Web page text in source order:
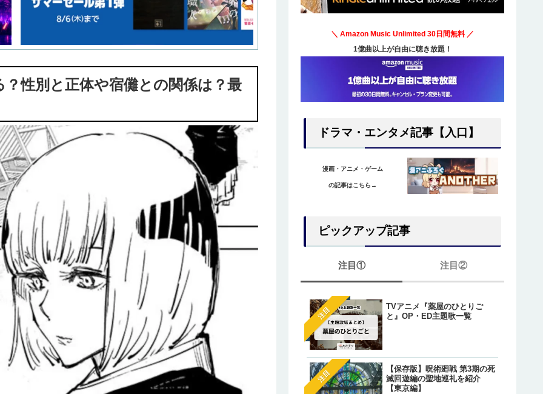
性別と正体や宿儺との関係は？最
＼ Amazon Music Unlimited 30日間無料 ／
1億曲以上が自由に聴き放題！
ドラマ・エンタメ記事【入口】
漫画・アニメ・ゲーム
の記事はこちら→
ピックアップ記事
注目①
注目
TVアニメ『薬屋のひとりご
と』OP・ED主題歌一覧
注目
【保存版】呪術廻戦 第3期の死
滅回遊編の聖地巡礼を紹介
【東京編】
注目②
注目
【ワンピース】ゲッコー
リアの正体は『光月もり
注目
【オレが私になるまで】
明（アキラ）のあざとか
いシーン総まとめ！